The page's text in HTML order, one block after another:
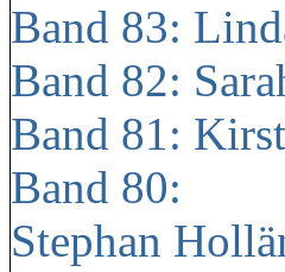
Band 83:
Band 82:
Band 81:
Band 80:
Stephan